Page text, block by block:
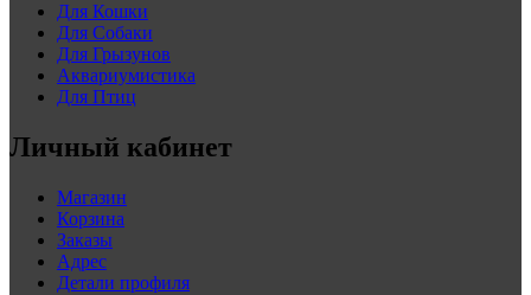
Для Кошки
Для Собаки
Для Грызунов
Аквариумистика
Для Птиц
Личный кабинет
Магазин
Корзина
Заказы
Адрес
Детали профиля